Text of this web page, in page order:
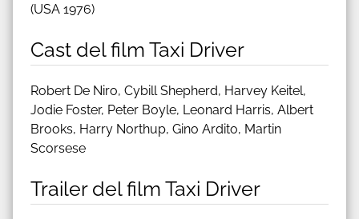
(USA 1976)
Cast del film Taxi Driver
Robert De Niro, Cybill Shepherd, Harvey Keitel,
Jodie Foster, Peter Boyle, Leonard Harris, Albert
Brooks, Harry Northup, Gino Ardito, Martin
Scorsese
Trailer del film Taxi Driver